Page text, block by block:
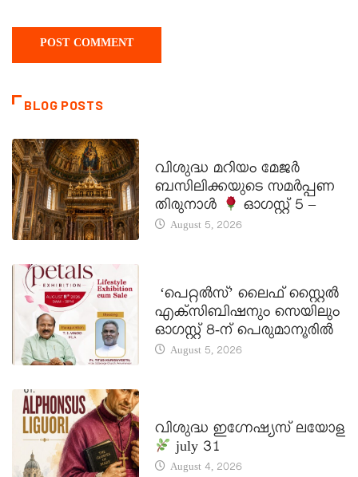
BLOG POSTS
വിശുദ്ധ മറിയം മേജർ
ബസിലിക്കയുടെ സമർപ്പണ
തിരുനാൾ
ഓഗസ്റ്റ് 5 –
August 5, 2026
‘പെറ്റൽസ്’ ലൈഫ് സ്റ്റൈൽ
എക്സിബിഷനും സെയിലും
ഓഗസ്റ്റ് 8-ന് പെരുമാനൂരിൽ
August 5, 2026
വിശുദ്ധ ഇഗ്നേഷ്യസ് ലയോള
july 31
August 4, 2026